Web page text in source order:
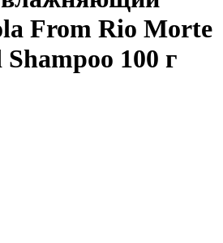
From Rio Morte
100 г